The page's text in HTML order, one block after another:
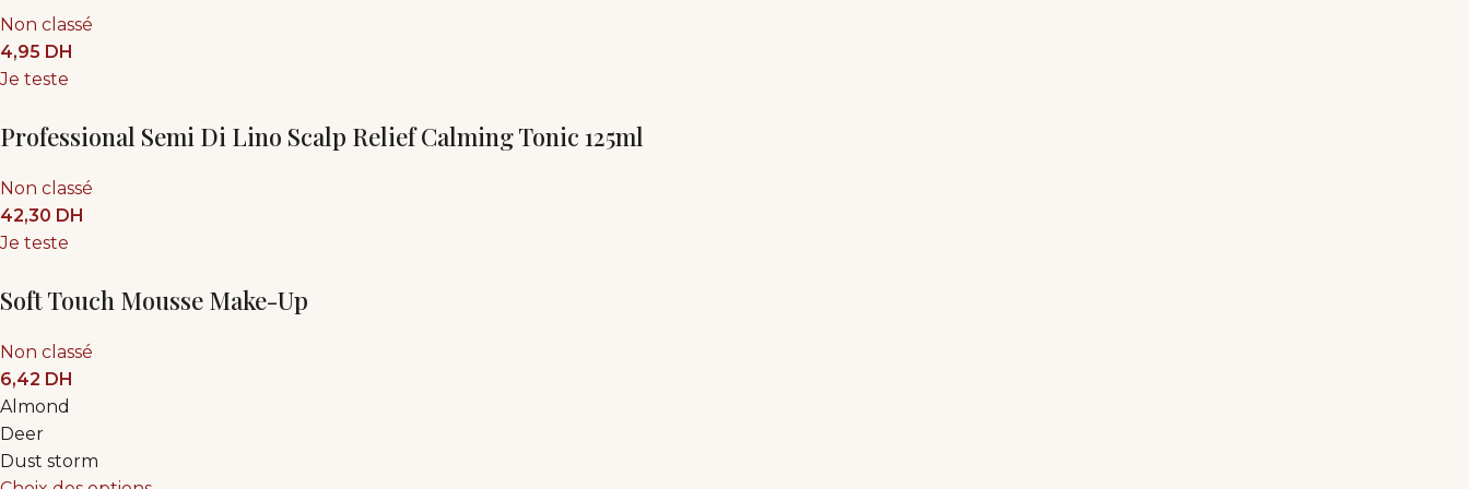
Non classé
4,95 DH
Je teste
Professional Semi Di Lino Scalp Relief Calming Tonic 125ml
Non classé
42,30 DH
Je teste
Soft Touch Mousse Make-Up
Non classé
6,42 DH
Almond
Deer
Dust storm